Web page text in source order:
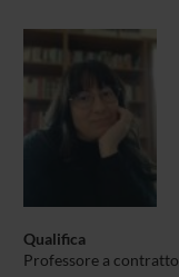
Qualifica
Professore a contratto